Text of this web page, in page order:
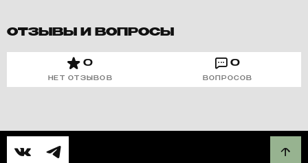
ОТЗЫВЫ И ВОПРОСЫ
0
НЕТ ОТЗЫВОВ
0
ВОПРОСОВ